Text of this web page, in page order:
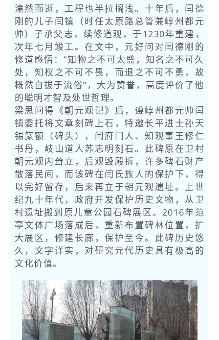
溘然而逝，工程也半拉搁浅。十年后，闫德
刚的儿子闫镇（时任太原路总管兼崞州都元
帅）子承父志，续修道观，于1230年重建，
次年七月竣工。在文中，元好问对闫德刚的
修道感悟：“知物之不可太盛，知名之不可久
处，知权之不可不畏，而退之不可不勇，故
概然自拔于流俗”，大为赞誉，高度评价了他
的聪明才智及处世哲理。
梁思问得《朝元观记》后，遵崞州都元帅闫
镇委托将文章刻碑上石，特邀长平进士孙天
锡篆额（碑头），闫府门人、知观事王修仁
书丹，岐山道人苏志明刻石。此碑原在卫村
朝元观内耸立，后观毁殿拆，许多碑石财产
散落民间，而该碑在闫氏族人的保护下，得
以完好留存，后来再立于朝元观遗址。上世
纪九十年代，政府开发保护历史文物，从卫
村遗址搬到原儿童公园石碑展区。2016年范
亭文体广场落成后，重新布置碑林位置，扩
大展区，修建长廊，保护至今。此碑历史悠
久，文字详实，对研究元代历史具有极高的
文化价值。